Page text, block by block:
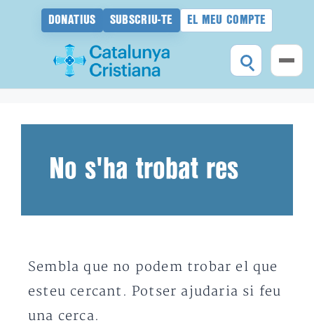
DONATIUS SUBSCRIU-TE EL MEU COMPTE
No s'ha trobat res
Sembla que no podem trobar el que
esteu cercant. Potser ajudaria si feu
una cerca.